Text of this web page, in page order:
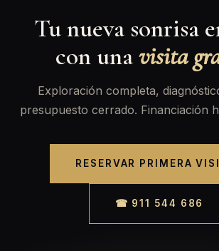
Tu nueva sonrisa
con unavisita
Exploración completa,
presupuesto cerrado. Financiación
RESERVAR PRIMERA
☎ 911 544 686